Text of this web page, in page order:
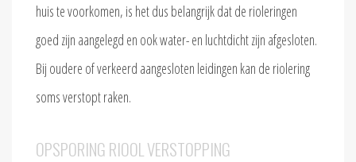
huis te voorkomen, is het dus belangrijk dat de rioleringen
goed zijn aangelegd en ook water- en luchtdicht zijn afgesloten.
Bij oudere of verkeerd aangesloten leidingen kan de riolering
soms verstopt raken.
OPSPORING RIOOL VERSTOPPING